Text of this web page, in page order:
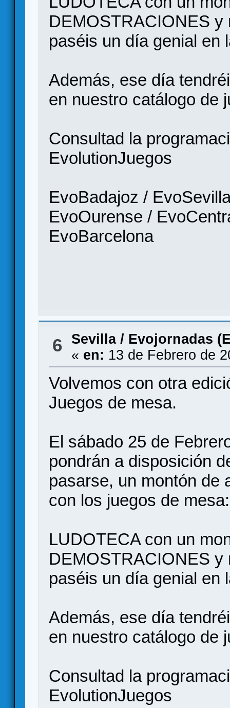
DEMOSTRACIONES
paséis un día genial en
Además, ese día
en nuestro catálogo de
Consultad la
EvolutionJuegos
EvoBadajoz /
EvoOurense /
EvoBarcelona
6 Sevilla/ Evojornadas
« en: 13 de Febrero de
Volvemos con otra
Juegos de mesa.
El sábado 25 de
pondrán a disposición
pasarse, un montón de
con los juegos de mesa:
LUDOTECA con un
DEMOSTRACIONES
paséis un día genial en
Además, ese día
en nuestro catálogo de
Consultad la
EvolutionJuegos